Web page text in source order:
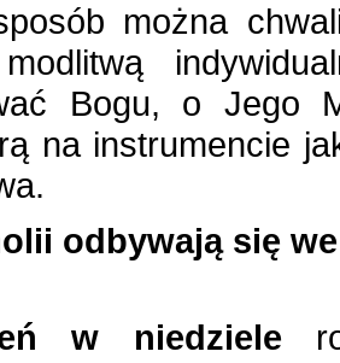
można
Bogu, o Jego
na instrumencie
odbywają się
w niedziele